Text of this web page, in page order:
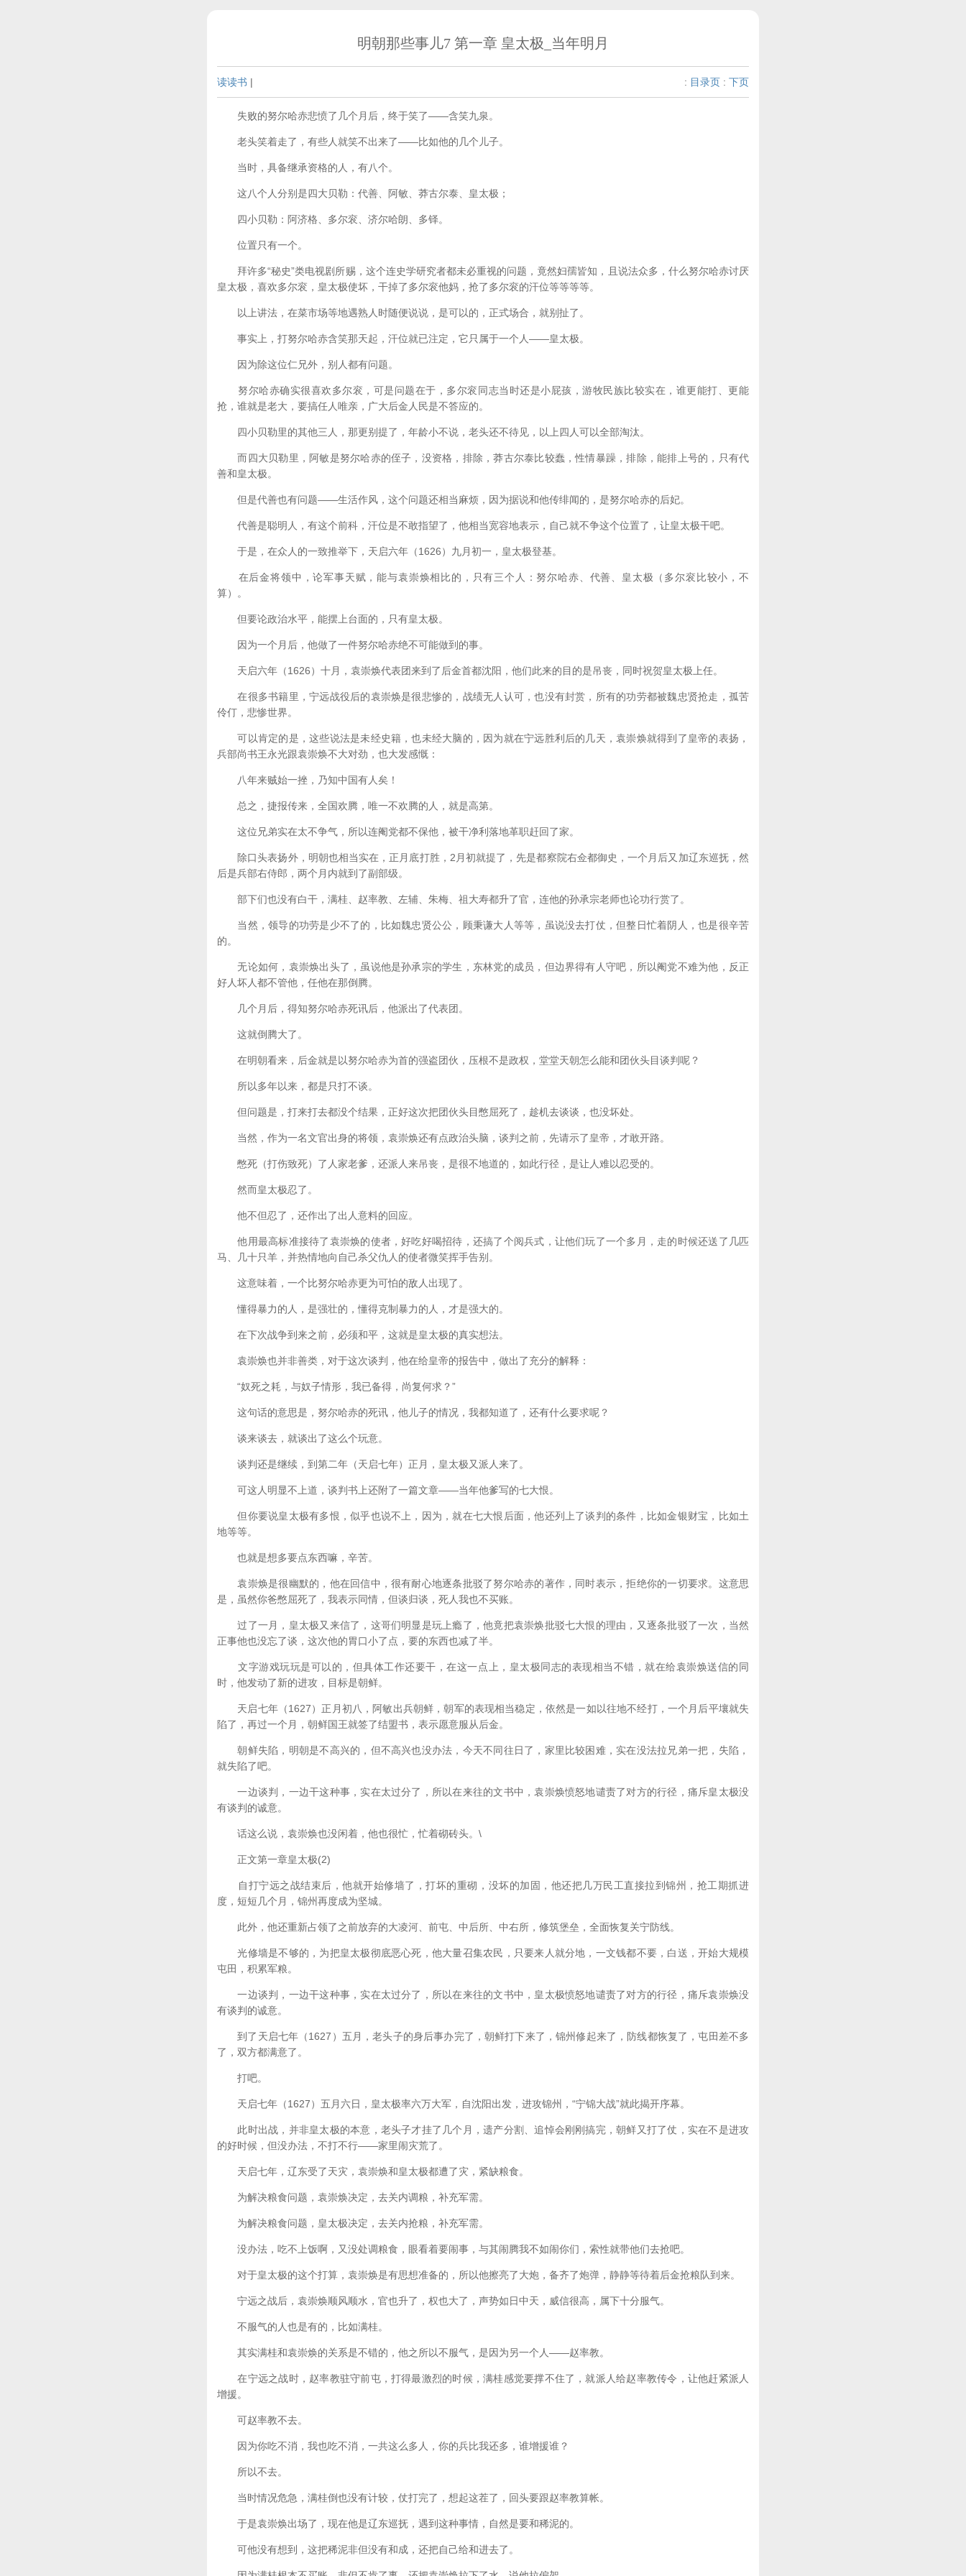
明朝那些事儿7 第一章 皇太极_当年明月
读读书 | : 目录页 : 下页
失败的努尔哈赤悲愤了几个月后，终于笑了――含笑九泉。
老头笑着走了，有些人就笑不出来了――比如他的几个儿子。
当时，具备继承资格的人，有八个。
这八个人分别是四大贝勒：代善、阿敏、莽古尔泰、皇太极；
四小贝勒：阿济格、多尔衮、济尔哈朗、多铎。
位置只有一个。
拜许多“秘史”类电视剧所赐，这个连史学研究者都未必重视的问题，竟然妇孺皆知，且说法众多，什么努尔哈赤讨厌
皇太极，喜欢多尔衮，皇太极使坏，干掉了多尔衮他妈，抢了多尔衮的汗位等等等等。
以上讲法，在菜市场等地遇熟人时随便说说，是可以的，正式场合，就别扯了。
事实上，打努尔哈赤含笑那天起，汗位就已注定，它只属于一个人――皇太极。
因为除这位仁兄外，别人都有问题。
努尔哈赤确实很喜欢多尔衮，可是问题在于，多尔衮同志当时还是小屁孩，游牧民族比较实在，谁更能打、更能
抢，谁就是老大，要搞任人唯亲，广大后金人民是不答应的。
四小贝勒里的其他三人，那更别提了，年龄小不说，老头还不待见，以上四人可以全部淘汰。
而四大贝勒里，阿敏是努尔哈赤的侄子，没资格，排除，莽古尔泰比较蠢，性情暴躁，排除，能排上号的，只有代
善和皇太极。
但是代善也有问题――生活作风，这个问题还相当麻烦，因为据说和他传绯闻的，是努尔哈赤的后妃。
代善是聪明人，有这个前科，汗位是不敢指望了，他相当宽容地表示，自己就不争这个位置了，让皇太极干吧。
于是，在众人的一致推举下，天启六年（1626）九月初一，皇太极登基。
在后金将领中，论军事天赋，能与袁崇焕相比的，只有三个人：努尔哈赤、代善、皇太极（多尔衮比较小，不
算）。
但要论政治水平，能摆上台面的，只有皇太极。
因为一个月后，他做了一件努尔哈赤绝不可能做到的事。
天启六年（1626）十月，袁崇焕代表团来到了后金首都沈阳，他们此来的目的是吊丧，同时祝贺皇太极上任。
在很多书籍里，宁远战役后的袁崇焕是很悲惨的，战绩无人认可，也没有封赏，所有的功劳都被魏忠贤抢走，孤苦
伶仃，悲惨世界。
可以肯定的是，这些说法是未经史籍，也未经大脑的，因为就在宁远胜利后的几天，袁崇焕就得到了皇帝的表扬，
兵部尚书王永光跟袁崇焕不大对劲，也大发感慨：
八年来贼始一挫，乃知中国有人矣！
总之，捷报传来，全国欢腾，唯一不欢腾的人，就是高第。
这位兄弟实在太不争气，所以连阉党都不保他，被干净利落地革职赶回了家。
除口头表扬外，明朝也相当实在，正月底打胜，2月初就提了，先是都察院右佥都御史，一个月后又加辽东巡抚，然
后是兵部右侍郎，两个月内就到了副部级。
部下们也没有白干，满桂、赵率教、左辅、朱梅、祖大寿都升了官，连他的孙承宗老师也论功行赏了。
当然，领导的功劳是少不了的，比如魏忠贤公公，顾秉谦大人等等，虽说没去打仗，但整日忙着阴人，也是很辛苦
的。
无论如何，袁崇焕出头了，虽说他是孙承宗的学生，东林党的成员，但边界得有人守吧，所以阉党不难为他，反正
好人坏人都不管他，任他在那倒腾。
几个月后，得知努尔哈赤死讯后，他派出了代表团。
这就倒腾大了。
在明朝看来，后金就是以努尔哈赤为首的强盗团伙，压根不是政权，堂堂天朝怎么能和团伙头目谈判呢？
所以多年以来，都是只打不谈。
但问题是，打来打去都没个结果，正好这次把团伙头目憋屈死了，趁机去谈谈，也没坏处。
当然，作为一名文官出身的将领，袁崇焕还有点政治头脑，谈判之前，先请示了皇帝，才敢开路。
憋死（打伤致死）了人家老爹，还派人来吊丧，是很不地道的，如此行径，是让人难以忍受的。
然而皇太极忍了。
他不但忍了，还作出了出人意料的回应。
他用最高标准接待了袁崇焕的使者，好吃好喝招待，还搞了个阅兵式，让他们玩了一个多月，走的时候还送了几匹
马、几十只羊，并热情地向自己杀父仇人的使者微笑挥手告别。
这意味着，一个比努尔哈赤更为可怕的敌人出现了。
懂得暴力的人，是强壮的，懂得克制暴力的人，才是强大的。
在下次战争到来之前，必须和平，这就是皇太极的真实想法。
袁崇焕也并非善类，对于这次谈判，他在给皇帝的报告中，做出了充分的解释：
“奴死之耗，与奴子情形，我已备得，尚复何求？”
这句话的意思是，努尔哈赤的死讯，他儿子的情况，我都知道了，还有什么要求呢？
谈来谈去，就谈出了这么个玩意。
谈判还是继续，到第二年（天启七年）正月，皇太极又派人来了。
可这人明显不上道，谈判书上还附了一篇文章――当年他爹写的七大恨。
但你要说皇太极有多恨，似乎也说不上，因为，就在七大恨后面，他还列上了谈判的条件，比如金银财宝，比如土
地等等。
也就是想多要点东西嘛，辛苦。
袁崇焕是很幽默的，他在回信中，很有耐心地逐条批驳了努尔哈赤的著作，同时表示，拒绝你的一切要求。这意思
是，虽然你爸憋屈死了，我表示同情，但谈归谈，死人我也不买账。
过了一月，皇太极又来信了，这哥们明显是玩上瘾了，他竟把袁崇焕批驳七大恨的理由，又逐条批驳了一次，当然
正事他也没忘了谈，这次他的胃口小了点，要的东西也减了半。
文字游戏玩玩是可以的，但具体工作还要干，在这一点上，皇太极同志的表现相当不错，就在给袁崇焕送信的同
时，他发动了新的进攻，目标是朝鲜。
天启七年（1627）正月初八，阿敏出兵朝鲜，朝军的表现相当稳定，依然是一如以往地不经打，一个月后平壤就失
陷了，再过一个月，朝鲜国王就签了结盟书，表示愿意服从后金。
朝鲜失陷，明朝是不高兴的，但不高兴也没办法，今天不同往日了，家里比较困难，实在没法拉兄弟一把，失陷，
就失陷了吧。
一边谈判，一边干这种事，实在太过分了，所以在来往的文书中，袁崇焕愤怒地谴责了对方的行径，痛斥皇太极没
有谈判的诚意。
话这么说，袁崇焕也没闲着，他也很忙，忙着砌砖头。\
正文第一章皇太极(2)
自打宁远之战结束后，他就开始修墙了，打坏的重砌，没坏的加固，他还把几万民工直接拉到锦州，抢工期抓进
度，短短几个月，锦州再度成为坚城。
此外，他还重新占领了之前放弃的大凌河、前屯、中后所、中右所，修筑堡垒，全面恢复关宁防线。
光修墙是不够的，为把皇太极彻底恶心死，他大量召集农民，只要来人就分地，一文钱都不要，白送，开始大规模
屯田，积累军粮。
一边谈判，一边干这种事，实在太过分了，所以在来往的文书中，皇太极愤怒地谴责了对方的行径，痛斥袁崇焕没
有谈判的诚意。
到了天启七年（1627）五月，老头子的身后事办完了，朝鲜打下来了，锦州修起来了，防线都恢复了，屯田差不多
了，双方都满意了。
打吧。
天启七年（1627）五月六日，皇太极率六万大军，自沈阳出发，进攻锦州，“宁锦大战”就此揭开序幕。
此时出战，并非皇太极的本意，老头子才挂了几个月，遗产分割、追悼会刚刚搞完，朝鲜又打了仗，实在不是进攻
的好时候，但没办法，不打不行――家里闹灾荒了。
天启七年，辽东受了天灾，袁崇焕和皇太极都遭了灾，紧缺粮食。
为解决粮食问题，袁崇焕决定，去关内调粮，补充军需。
为解决粮食问题，皇太极决定，去关内抢粮，补充军需。
没办法，吃不上饭啊，又没处调粮食，眼看着要闹事，与其闹腾我不如闹你们，索性就带他们去抢吧。
对于皇太极的这个打算，袁崇焕是有思想准备的，所以他擦亮了大炮，备齐了炮弹，静静等待着后金抢粮队到来。
宁远之战后，袁崇焕顺风顺水，官也升了，权也大了，声势如日中天，威信很高，属下十分服气。
不服气的人也是有的，比如满桂。
其实满桂和袁崇焕的关系是不错的，他之所以不服气，是因为另一个人――赵率教。
在宁远之战时，赵率教驻守前屯，打得最激烈的时候，满桂感觉要撑不住了，就派人给赵率教传令，让他赶紧派人
增援。
可赵率教不去。
因为你吃不消，我也吃不消，一共这么多人，你的兵比我还多，谁增援谁？
所以不去。
当时情况危急，满桂倒也没有计较，仗打完了，想起这茬了，回头要跟赵率教算帐。
于是袁崇焕出场了，现在他是辽东巡抚，遇到这种事情，自然是要和稀泥的。
可他没有想到，这把稀泥非但没有和成，还把自己给和进去了。